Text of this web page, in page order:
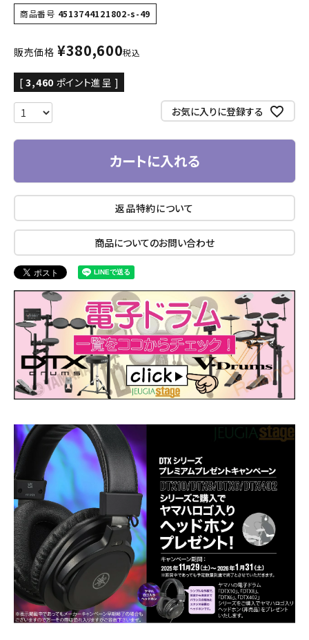
商品番号 4513744121802-s-49
販売価格 ¥380,600税込
[ 3,460 ポイント進呈 ]
お気に入りに登録する
カートに入れる
返品特約について
商品についてのお問い合わせ